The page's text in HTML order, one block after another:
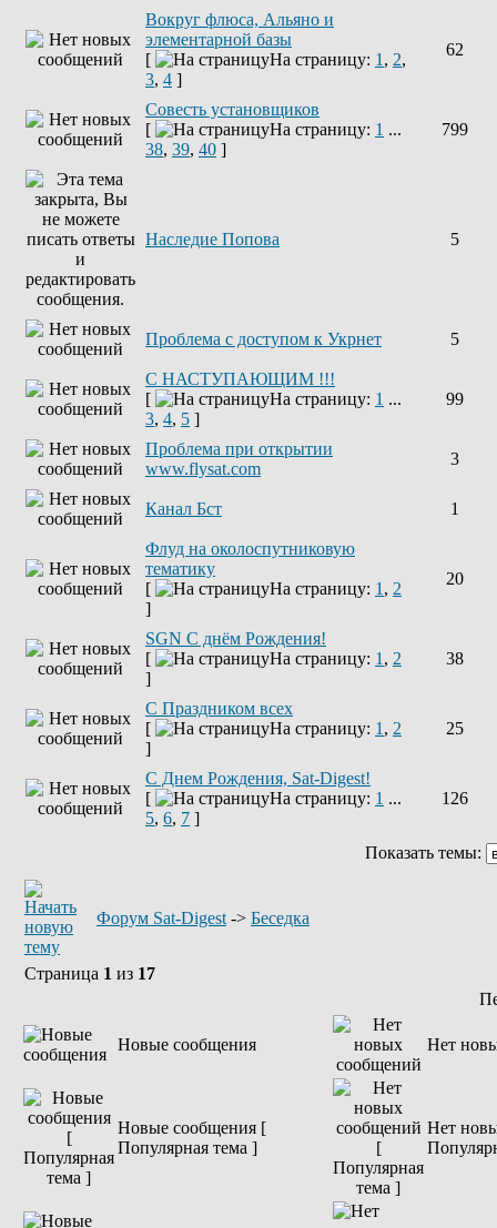
Вокруг флюса, Альяно и
элементарной базы
[
На страницу: 1 , 2,
3, 4 ]
62
Совесть установщиков
[
На страницу: 1 ...
38, 39, 40 ]
799
Наследие Попова 5
Проблема с доступом к Укрнет 5
С НАСТУПАЮЩИМ !!!
[
На страницу: 1 ...
3, 4, 5 ]
99
Проблема при открытии
www.flysat.com
3
Канал Бст 1
Флуд на околоспутниковую
тематику
[
На страницу: 1 , 2
]
20
SGN C днём Рождения!
[
На страницу: 1 , 2
]
38
С Праздником всех
[
На страницу: 1 , 2
]
25
С Днем Рождения, Sat-Digest!
[
На страницу: 1 ...
5, 6, 7 ]
126
Показать темы:
Форум Sat-Digest -> Беседка
Страница 1 из 17
Новые сообщения Нет
Новые сообщения [
Популярная тема ]
Нет